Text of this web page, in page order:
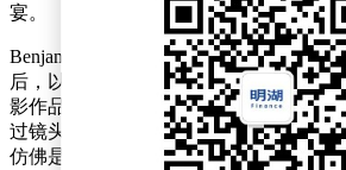
宴。
Benjamin Everett，这位曾经的风景画家
后，以其深厚的绘画功底为摄影作品注
影作品，不再是简单的一瞬定格，而是
过镜头语言，展现得淋漓尽致。在他的
仿佛是一幅精心构图的画作，引人入胜